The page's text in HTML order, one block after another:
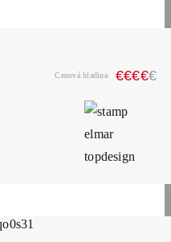
Cenová hladina €€€€€